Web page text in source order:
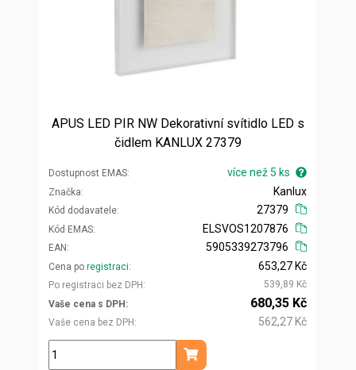
APUS LED PIR NW Dekorativní svítidlo LED s
čidlem KANLUX 27379
Dostupnost EMAS více než 5 ks
Značka
Kód dodavatele
Kanlux
27379
Kód EMAS
EAN
ELSVOS1207876
5905339273796
Cena po registraci
Po registraci bez DPH
653,27 Kč
539,89 Kč
Vaše cena s DPH
Vaše cena bez DPH
680,35 Kč
562,27 Kč
ks
Přidat do košíku